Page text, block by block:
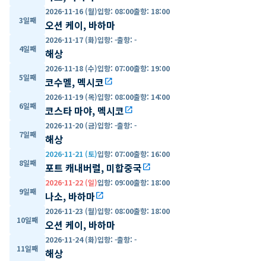
3일째
2026-11-16 (월)입항: 08:00출항: 18:00
오션 케이, 바하마
4일째
2026-11-17 (화)입항: -출항: -
해상
5일째
2026-11-18 (수)입항: 07:00출항: 19:00
코수멜, 멕시코open_in_new
6일째
2026-11-19 (목)입항: 08:00출항: 14:00
코스타 마야, 멕시코open_in_new
7일째
2026-11-20 (금)입항: -출항: -
해상
8일째
2026-11-21 (토)입항: 07:00출항: 16:00
포트 캐내버럴, 미합중국open_in_new
9일째
2026-11-22 (일)입항: 09:00출항: 18:00
나소, 바하마open_in_new
10일째
2026-11-23 (월)입항: 08:00출항: 18:00
오션 케이, 바하마
11일째
2026-11-24 (화)입항: -출항: -
해상